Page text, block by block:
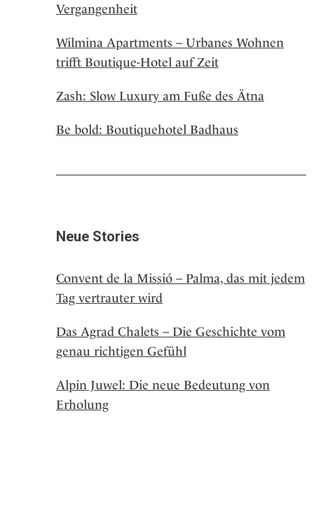
Vergangenheit
Wilmina Apartments – Urbanes Wohnen
trifft Boutique-Hotel auf Zeit
Zash: Slow Luxury am Fuße des Ätna
Be bold: Boutiquehotel Badhaus
Neue Stories
Convent de la Missió – Palma, das mit jedem
Tag vertrauter wird
Das Agrad Chalets – Die Geschichte vom
genau richtigen Gefühl
Alpin Juwel: Die neue Bedeutung von
Erholung